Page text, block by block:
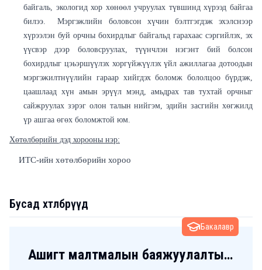
байгаль, экологид хор хөнөөл учруулах түвшинд хүрээд байгаа
билээ. Мэргэжлийн боловсон хүчин бэлтгэгдэж эхэлснээр
хүрээлэн буй орчны бохирдлыг байгальд гарахаас сэргийлэх, эх
үүсвэр дээр боловсруулах, түүнчлэн нэгэнт бий болсон
бохирдлыг цэьэршүүлэх хоргүйжүүлэх үйл ажиллагаа дотоодын
мэргэжилтнүүлийн гараар хийгдэх боломж бололцоо бүрдэж,
цаашлаад хүн амын эрүүл мэнд, амьдрах тав тухтай орчныг
сайжруулах зэрэг олон талын нийгэм, эдийн засгийн хөгжилд
үр ашгаа өгөх боломжтой юм.
Хөтөлбөрийн дэд хорооны нэр:
ИТС-ийн хөтөлбөрийн хороо
Бусад хөтөлбөрүүд
Бакалавр
Ашигт малтмалын баяжуулалтын